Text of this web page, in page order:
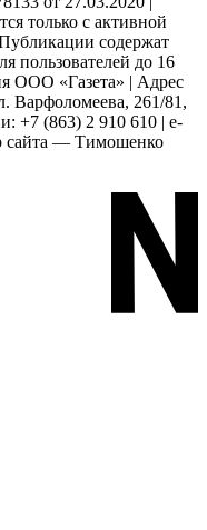
только с активной
содержат
пользователей до 16
ООО «Газета» | Адрес
Варфоломеева, 261/81,
+7 (863) 2 910 610 | e-
сайта — Тимошенко